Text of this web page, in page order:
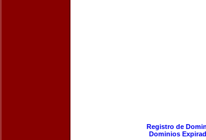
Registro de
Dominios